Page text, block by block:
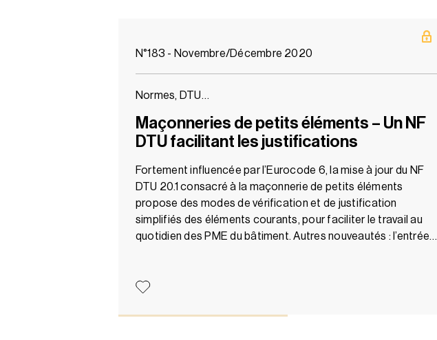
N°183 - Novembre/Décembre 2020
Normes, DTU…
Maçonneries de petits éléments – Un NF
DTU facilitant les justifications
Fortement influencée par l’Eurocode 6, la mise à jour du NF
DTU 20.1 consacré à la maçonnerie de petits éléments
propose des modes de vérification et de justification
simplifiés des éléments courants, pour faciliter le travail au
quotidien des PME du bâtiment. Autres nouveautés : l’entrée…